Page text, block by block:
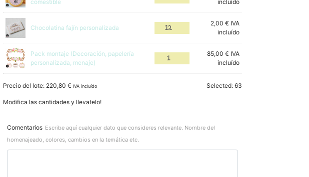
comestible
incluído
Chocolatina fajín personalizada
2,00€ IVA
incluído
Pack montaje (Decoración, papelería
personalizada, menaje)
85,00€ IVA
incluído
Precio del lote: 220,80 € IVA incluído Selected: 63
Modifica las cantidades y llevatelo!
Comentarios Escribe aquí cualquier dato que consideres relevante. Nombre del
homenajeado, colores, cambios en la temática etc.